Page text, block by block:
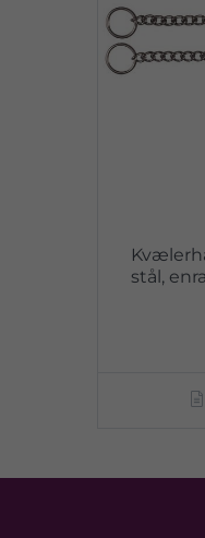
stål,